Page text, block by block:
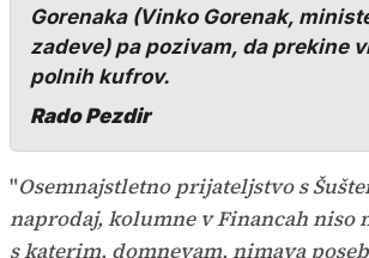
Gorenaka (Vinko Gorenak,
zadeve) pa pozivam, da prekine
polnih kufrov.
Rado Pezdir
"Osemnajstletno prijateljstvo s
naprodaj, kolumne v Financah niso
s katerim, domnevam, nimava